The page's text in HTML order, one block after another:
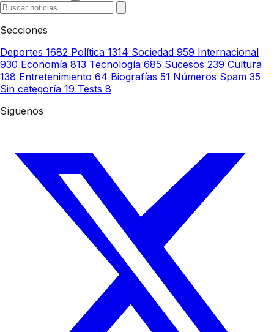
Secciones
Deportes 1682 Política 1314 Sociedad 959 Internacional
930 Economía 813 Tecnología 685 Sucesos 239 Cultura
138 Entretenimiento 64 Biografías 51 Números Spam 35
Sin categoría 19 Tests 8
Síguenos